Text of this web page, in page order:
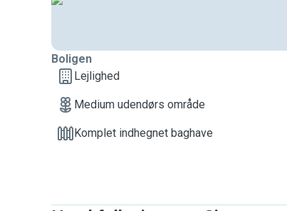
Boligen
Lejlighed
Medium udendørs område
Komplet indhegnet baghave